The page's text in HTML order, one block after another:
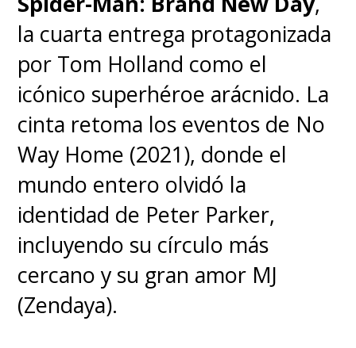
la cuarta entrega protagonizada
por Tom Holland como el
icónico superhéroe arácnido. La
cinta retoma los eventos de No
Way Home (2021), donde el
mundo entero olvidó la
identidad de Peter Parker,
incluyendo su círculo más
cercano y su gran amor MJ
(Zendaya).